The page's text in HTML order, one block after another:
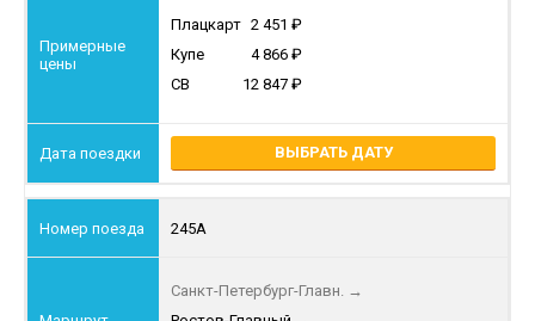
Плацкарт 2 451
Купе
4 866
СВ
12 847
ВЫБРАТЬ ДАТУ
245А
Санкт-Петербург-Главн. →